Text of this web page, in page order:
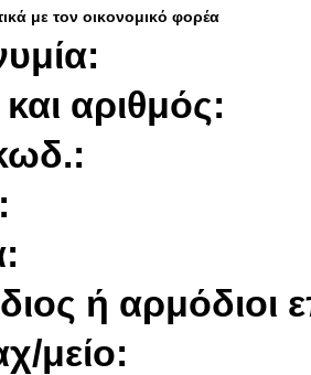
με τον οικονομικό φορέα
αριθμός:
ή αρμόδιοι
μείο: